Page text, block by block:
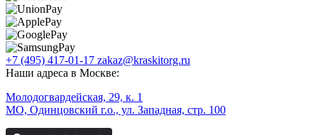
+7 (495) 417-01-17 zakaz@kraskitorg.ru
Наши адреса в Москве:
Молодогвардейская, 29, к. 1
МО, Одинцовский г.о., ул. Западная, стр. 100